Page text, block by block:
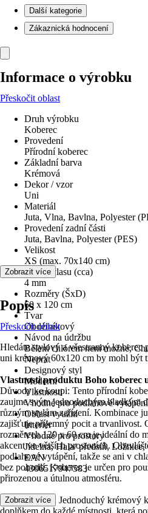
Další kategorie
Zákaznická hodnocení
Informace o výrobku
Přeskočit oblast
Druh výrobku
Koberec
Provedení
Přírodní koberec
Základní barva
Krémová
Dekor / vzor
Uni
Materiál
Juta, Vlna, Bavlna, Polyester
Provedení zadní části
Juta, Bavlna, Polyester (PES)
Velikost
XS (max. 70x140 cm)
Výška vlasu (cca)
4 mm
Rozměry (ŠxD)
60 x 120 cm
Tvar
Obdélníkový
Návod na údržbu
Bělení chlórem není možné,
Neprat
Designový styl
Moderní
Vlastnosti
Vhodné pro podlahové vytápění
Oblast využití
Interiér
Vhodné pro prostory
Jídelna, Hala/ předsíň,
EAN
4306517947583
Zobrazit více
Popis
Přeskočit oblast
Hledáte stylový a všestranný
uni krémový 60x120 cm by mohl být
Vlastnosti produktu Boho koberec
Důvody ke koupi: Tento přírodní
zaujme svým jednoduchým hladkým
různým stylům zařízení. Kombinace
zajišťuje příjemný pocit a trvanlivost.
rozměrech 120 x 60 cm je ideální do
akcent ve větších prostorách.
podlahové vytápění, takže se ani v
bez pohodlí. Koberec je určen pro
přirozenou a útulnou atmosféru.
Závěr je jasný: Jednoduchý krémový
doplňkem do každé místnosti, která
Zobrazit více